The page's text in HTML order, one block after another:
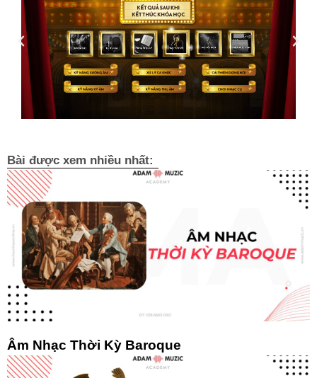
Bài được xem nhiều nhất:
Âm Nhạc Thời Kỳ Baroque